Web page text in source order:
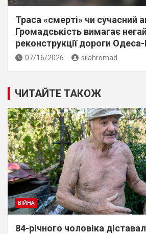
Траса «смерті» чи сучасний
Громадськість вимагає
реконструкції дороги
07/16/2026 silahromad
ЧИТАЙТЕ ТАКОЖ
ВІЙНА
84-річного чоловіка